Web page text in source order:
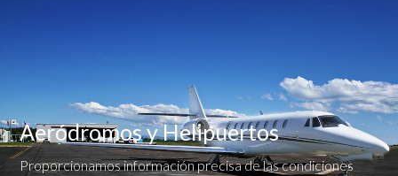
Aeródromos y Helipuertos
Proporcionamos información precisa de las condiciones